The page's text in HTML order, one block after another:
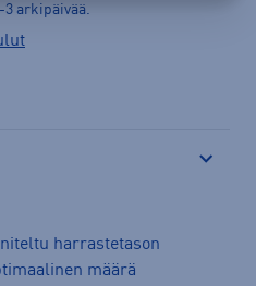
arkipäivää.
harrastetason
määrä